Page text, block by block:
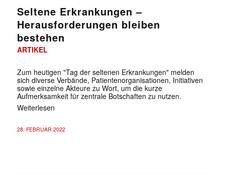
Seltene Erkrankungen –
Herausforderungen bleiben
bestehen
ARTIKEL
Zum heutigen "Tag der seltenen Erkrankungen" melden
sich diverse Verbände, Patientenorganisationen, Initiativen
sowie einzelne Akteure zu Wort, um die kurze
Aufmerksamkeit für zentrale Botschaften zu nutzen.
Weiterlesen
28. FEBRUAR 2022